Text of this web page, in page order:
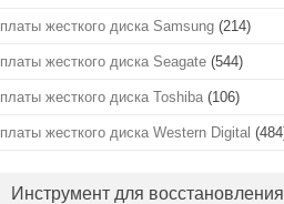
платы жесткого диска Samsung (214)
платы жесткого диска Seagate (544)
платы жесткого диска Toshiba (106)
платы жесткого диска Western Digital
Инструмент для